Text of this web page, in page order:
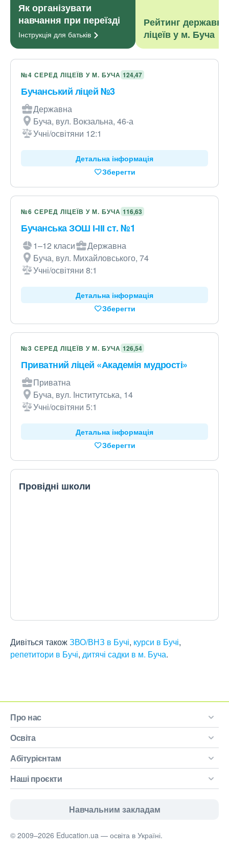
Як організувати
навчання при переїзді
Інструкція для батьків
Рейтинг
ліцеїв у м. Буча
№4 СЕРЕД ЛІЦЕЇВ У М. БУЧА 124,47
Бучанський ліцей №3
Державна
Буча, вул. Вокзальна, 46-а
Учні/освітяни 12:1
Детальна інформація
Зберегти
№6 СЕРЕД ЛІЦЕЇВ У М. БУЧА 116,63
Бучанська ЗОШ І-ІІІ ст. №1
1–12 класи
Державна
Буча, вул. Михайловського, 74
Учні/освітяни 8:1
Детальна інформація
Зберегти
№3 СЕРЕД ЛІЦЕЇВ У М. БУЧА 126,54
Приватний ліцей «Академія мудрості»
Приватна
Буча, вул. Інститутська, 14
Учні/освітяни 5:1
Детальна інформація
Зберегти
Провідні школи
Дивіться такожЗВО/ВНЗ в Бучі, курси в Бучі,
репетитори в Бучі, дитячі садки в м. Буча.
Про нас
Освіта
Абітурієнтам
Наші проєкти
Навчальним закладам
© 2009–2026 Education.ua — освіта в Україні.